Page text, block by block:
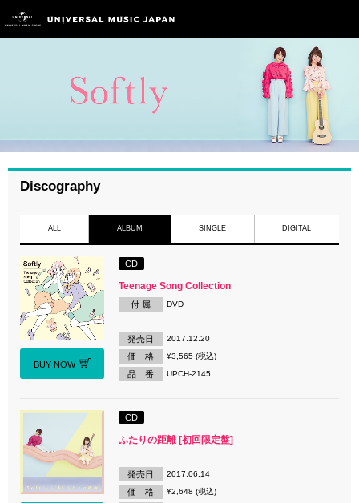
Discography
ALL ALBUM SINGLE DIGITAL
BUY NOW
CD
Teenage Song Collection
付 属 DVD
発売日 2017.12.20
価 格 ¥3,565 (税込)
品 番 UPCH-2145
CD
ふたりの距離 [初回限定盤]
発売日 2017.06.14
価 格 ¥2,648 (税込)